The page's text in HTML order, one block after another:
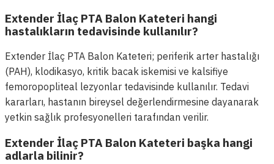
Extender İlaç PTA Balon Kateteri hangi
hastalıkların tedavisinde kullanılır?
Extender İlaç PTA Balon Kateteri; periferik arter hastalığı
(PAH), klodikasyo, kritik bacak iskemisi ve kalsifiye
femoropopliteal lezyonlar tedavisinde kullanılır. Tedavi
kararları, hastanın bireysel değerlendirmesine dayanarak
yetkin sağlık profesyonelleri tarafından verilir.
Extender İlaç PTA Balon Kateteri başka hangi
adlarla bilinir?